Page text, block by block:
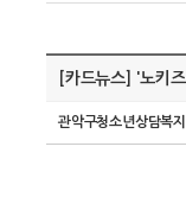
[카드뉴스] '노키
관악구청소년상담복